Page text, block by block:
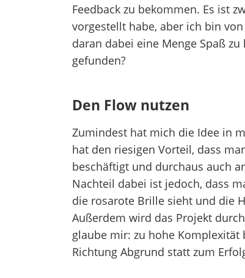
Feedback zu bekommen. Es ist
vorgestellt habe, aber ich bin
daran dabei eine Menge Spaß
gefunden?
Den Flow nutzen
Zumindest hat mich die Idee in
hat den riesigen Vorteil, dass
beschäftigt und durchaus auch
Nachteil dabei ist jedoch, dass
die rosarote Brille sieht und die
Außerdem wird das Projekt
glaube mir: zu hohe
Richtung Abgrund statt zum